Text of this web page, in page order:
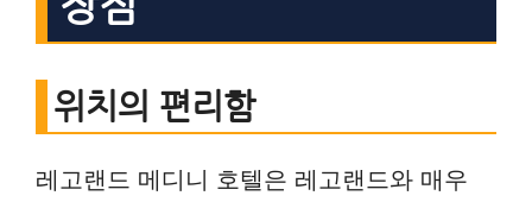
위치의 편리함
레고랜드 메디니 호텔은 레고랜드와 매우